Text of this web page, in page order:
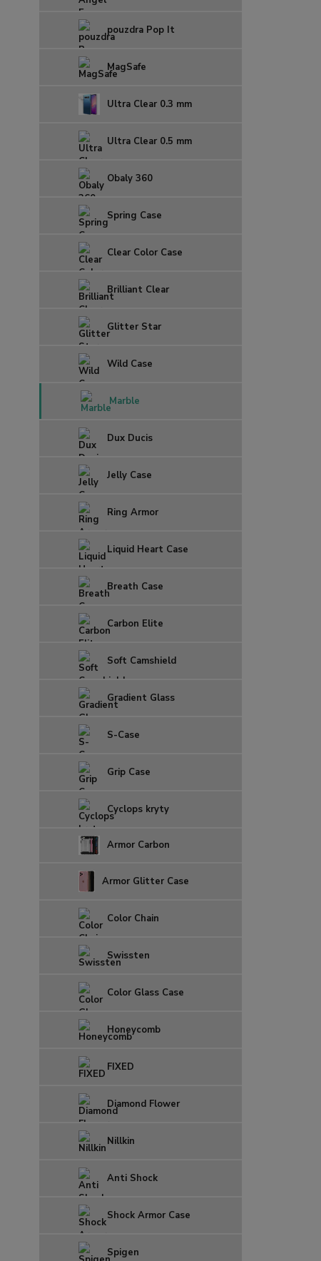
pouzdra Pop It
MagSafe
Ultra Clear 0.3 mm
Ultra Clear 0.5 mm
Obaly 360
Spring Case
Clear Color Case
Brilliant Clear
Glitter Star
Wild Case
Marble
Dux Ducis
Jelly Case
Ring Armor
Liquid Heart Case
Breath Case
Carbon Elite
Soft Camshield
Gradient Glass
S-Case
Grip Case
Cyclops kryty
Armor Carbon
Armor Glitter Case
Color Chain
Swissten
Color Glass Case
Honeycomb
FIXED
Diamond Flower
Nillkin
Anti Shock
Shock Armor Case
Spigen